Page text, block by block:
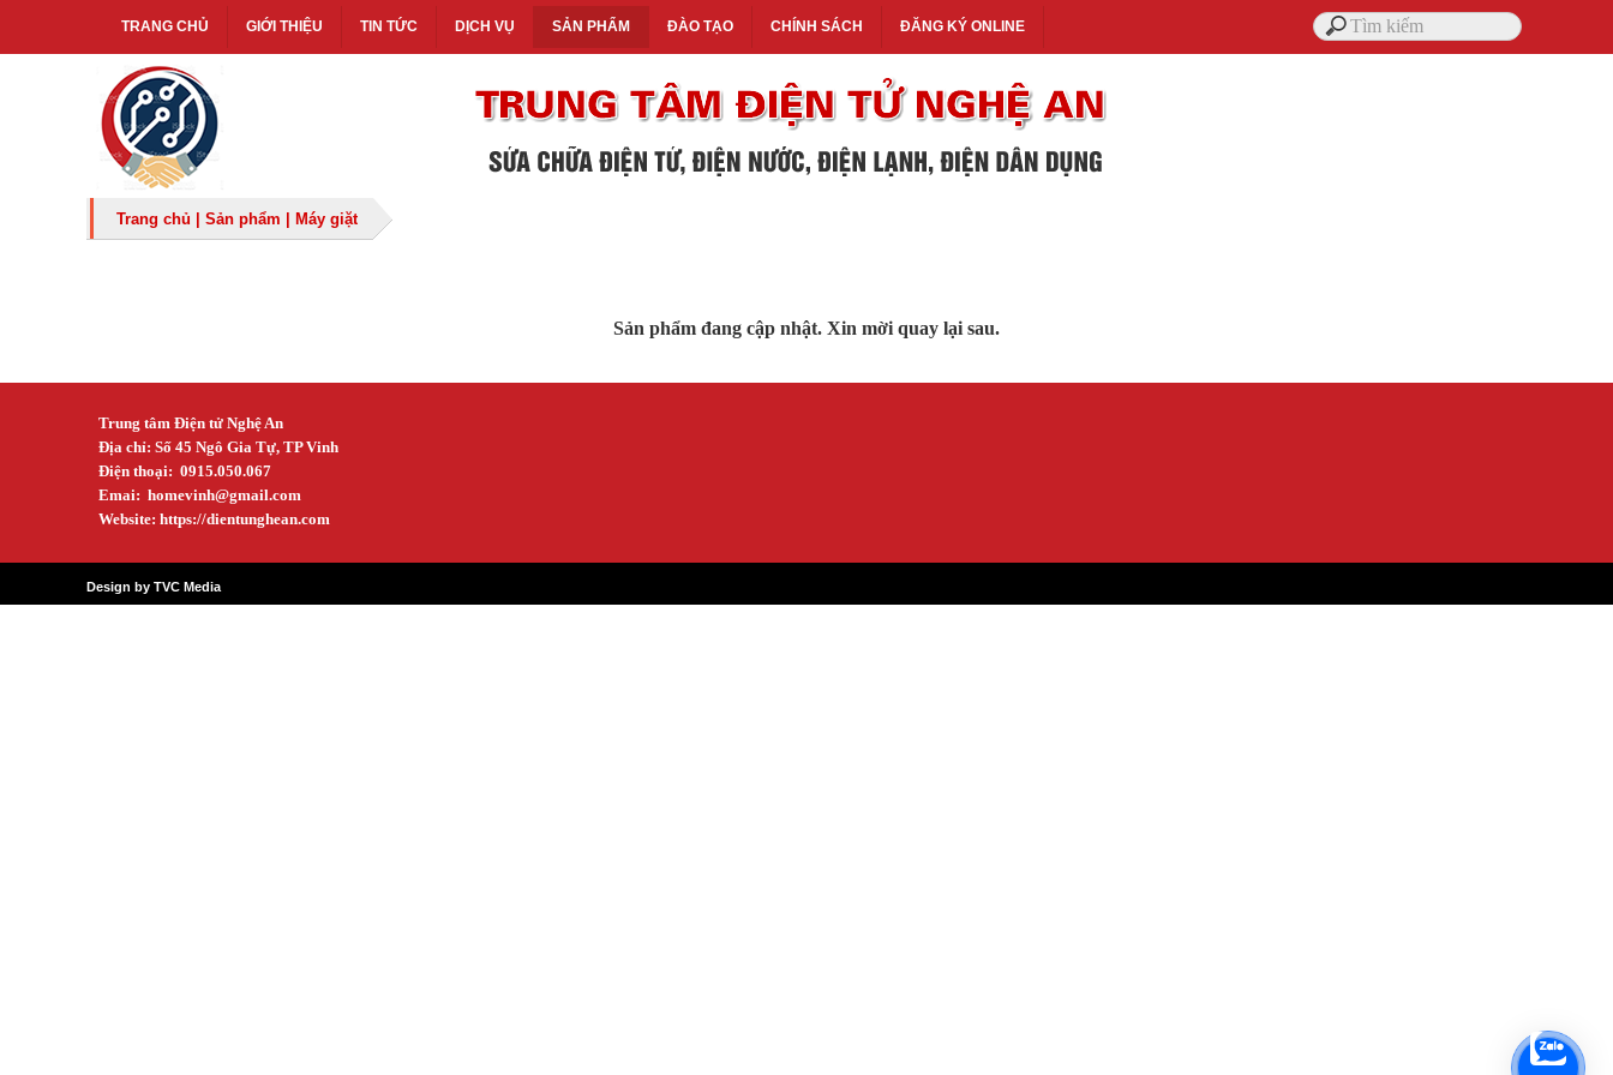
TRANG CHỦ GIỚI THIỆU TIN TỨC DỊCH VỤ SẢN PHẨM ĐÀO TẠO CHÍNH SÁCH ĐĂNG KÝ ONLINE
Trang chủ Sản phẩm Máy giặt
Sản phẩm đang cập nhật. Xin mời quay lại sau.
Trung tâm Điện tử Nghệ An
Địa chỉ: Số 45 Ngô Gia Tự, TP Vinh
Điện thoại: 0915.050.067
Emai: homevinh@gmail.com
Website: https://dientunghean.com
Design by TVC Media